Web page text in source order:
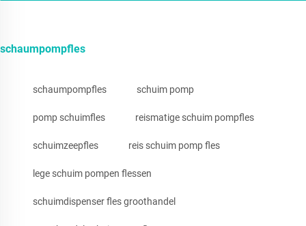
schaumpompfles
schaumpompfles schuim pomp
pomp schuimfles reismatige schuim pompfles
schuimzeepfles reis schuim pomp fles
lege schuim pompen flessen
schuimdispenser fles groothandel